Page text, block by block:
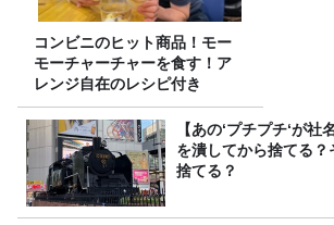
コンビニのヒット商品！モー
モーチャーチャーを食す！ア
レンジ自在のレシピ付き
【あの‘プチプチ‘が
を潰してから捨てる
捨てる？